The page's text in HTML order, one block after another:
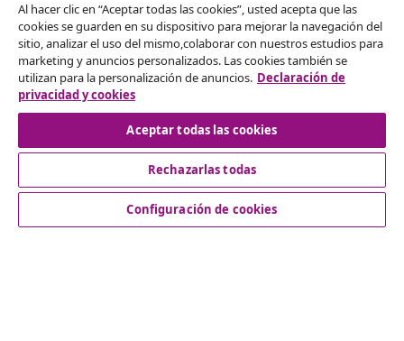
Desistir del contrato
Solicita la cancelación de tu pedido.
Desistir del contrato
Servicio al Cliente
Al hacer clic en “Aceptar todas las cookies”, usted acepta que las
cookies se guarden en su dispositivo para mejorar la navegación del
sitio, analizar el uso del mismo,colaborar con nuestros estudios para
marketing y anuncios personalizados. Las cookies también se
utilizan para la personalización de anuncios. Declaración de
privacidad y cookies
Aceptar todas las cookies
Rechazarlas todas
Configuración de cookies